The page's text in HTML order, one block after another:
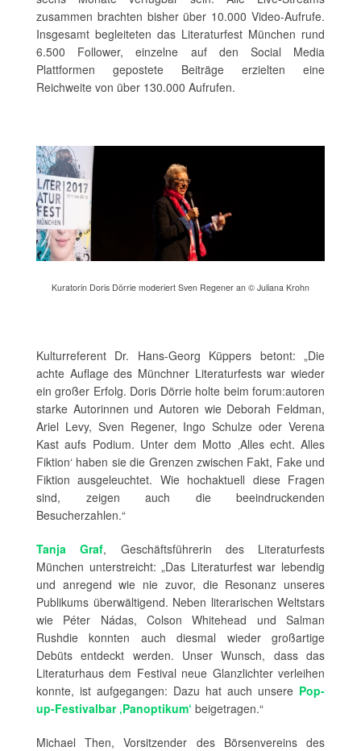
zusammen brachten bisher über 10.000 Video-Aufrufe.
Insgesamt begleiteten das Literaturfest München rund
6.500 Follower, einzelne auf den Social Media
Plattformen gepostete Beiträge erzielten eine
Reichweite von über 130.000 Aufrufen.
Kuratorin Doris Dörrie moderiert Sven Regener an © Juliana Krohn
Kulturreferent Dr. Hans-Georg Küppers betont: „Die
achte Auflage des Münchner Literaturfests war wieder
ein großer Erfolg. Doris Dörrie holte beim forum:autoren
starke Autorinnen und Autoren wie Deborah Feldman,
Ariel Levy, Sven Regener, Ingo Schulze oder Verena
Kast aufs Podium. Unter dem Motto ‚Alles echt. Alles
Fiktion‘ haben sie die Grenzen zwischen Fakt, Fake und
Fiktion ausgeleuchtet. Wie hochaktuell diese Fragen
sind, zeigen auch die beeindruckenden
Besucherzahlen.“
Tanja Graf, Geschäftsführerin des Literaturfests
München unterstreicht: „Das Literaturfest war lebendig
und anregend wie nie zuvor, die Resonanz unseres
Publikums überwältigend. Neben literarischen Weltstars
wie Péter Nádas, Colson Whitehead und Salman
Rushdie konnten auch diesmal wieder großartige
Debüts entdeckt werden. Unser Wunsch, dass das
Literaturhaus dem Festival neue Glanzlichter verleihen
konnte, ist aufgegangen: Dazu hat auch unsere Pop-
up-Festivalbar ‚Panoptikum‘ beigetragen.“
Michael Then, Vorsitzender des Börsenvereins des